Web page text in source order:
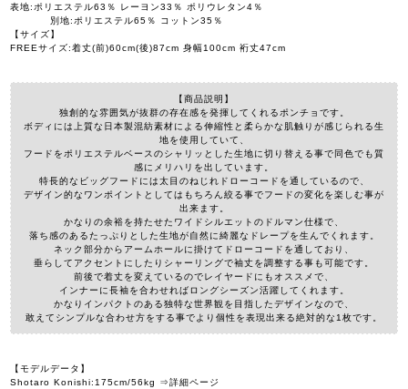
表地:ポリエステル63％ レーヨン33％ ポリウレタン4％
別地:ポリエステル65％ コットン35％
【サイズ】
FREEサイズ:着丈(前)60cm(後)87cm 身幅100cm 裄丈47cm
【商品説明】
独創的な雰囲気が抜群の存在感を発揮してくれるポンチョです。
ボディには上質な日本製混紡素材による伸縮性と柔らかな肌触りが感じられる生
地を使用していて、
フードをポリエステルベースのシャリッとした生地に切り替える事で同色でも質
感にメリハリを出しています。
特長的なビッグフードには太目のねじれドローコードを通しているので、
デザイン的なワンポイントとしてはもちろん絞る事でフードの変化を楽しむ事が
出来ます。
かなりの余裕を持たせたワイドシルエットのドルマン仕様で、
落ち感のあるたっぷりとした生地が自然に綺麗なドレープを生んでくれます。
ネック部分からアームホールに掛けてドローコードを通しており、
垂らしてアクセントにしたりシャーリングで袖丈を調整する事も可能です。
前後で着丈を変えているのでレイヤードにもオススメで、
インナーに長袖を合わせればロングシーズン活躍してくれます。
かなりインパクトのある独特な世界観を目指したデザインなので、
敢えてシンプルな合わせ方をする事でより個性を表現出来る絶対的な1枚です。
【モデルデータ】
Shotaro Konishi:175cm/56kg ⇒詳細ページ